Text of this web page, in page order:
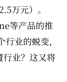
万元）。
等产品的推
业的蜕变，
业？这又将